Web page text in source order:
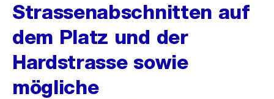
Strassenabschnitten auf
dem Platz und der
Hardstrasse sowie
mögliche